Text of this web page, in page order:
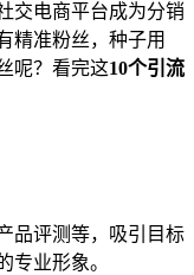
交电商平台成为分销
精准粉丝，种子用
呢？看完这10个引流
品评测等，吸引目标
专业形象。